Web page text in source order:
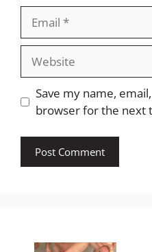
Website
Save my name,
browser for the next